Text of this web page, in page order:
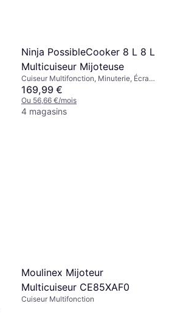
Ninja PossibleCooker 8 L 8 L
Multicuiseur Mijoteuse
Cuiseur Multifonction, Minuterie, Écran,
Compatible Lave-Vaisselle, Adapté au
Four, Fonction Maintien au Chaud,
Revêtement Antiadhésif, 8L
169,99 €
Ou 56,66 €/mois
4 magasins
Moulinex Mijoteur
Multicuiseur CE85XAF0
Cuiseur Multifonction